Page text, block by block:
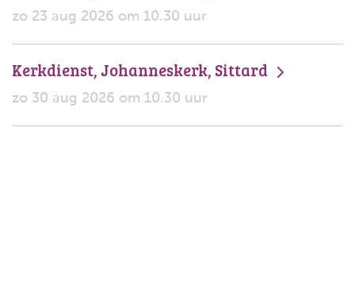
zo 23 aug 2026 om 10.30 uur
Kerkdienst, Johanneskerk, Sittard
zo 30 aug 2026 om 10.30 uur